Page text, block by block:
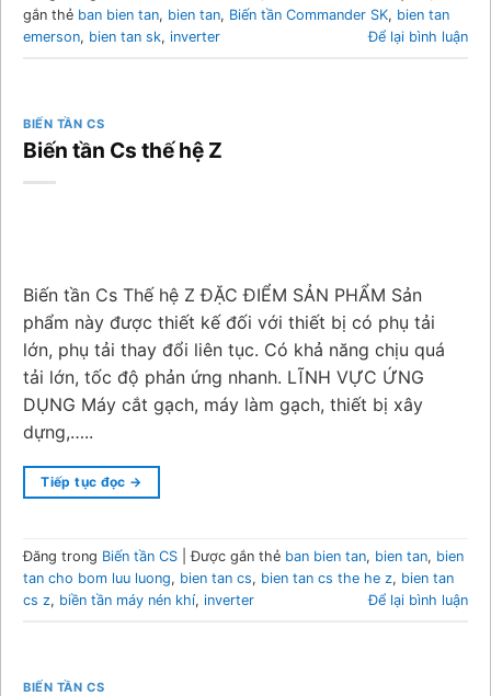
gắn thẻ ban bien tan, bien tan, Biến tần Commander SK, bien tan
emerson, bien tan sk, inverter Để lại bình luận
BIẾN TẦN CS
Biến tần Cs thế hệ Z
Biến tần Cs Thế hệ Z ĐẶC ĐIỂM SẢN PHẨM Sản
phẩm này được thiết kế đối với thiết bị có phụ tải
lớn, phụ tải thay đổi liên tục. Có khả năng chịu quá
tải lớn, tốc độ phản ứng nhanh. LĨNH VỰC ỨNG
DỤNG Máy cắt gạch, máy làm gạch, thiết bị xây
dựng,…..
Tiếp tục đọc →
Đăng trong Biến tần CS |Được gắn thẻ ban bien tan, bien tan, bien
tan cho bom luu luong, bien tan cs, bien tan cs the he z, bien tan
cs z, biền tần máy nén khí, inverter Để lại bình luận
BIẾN TẦN CS